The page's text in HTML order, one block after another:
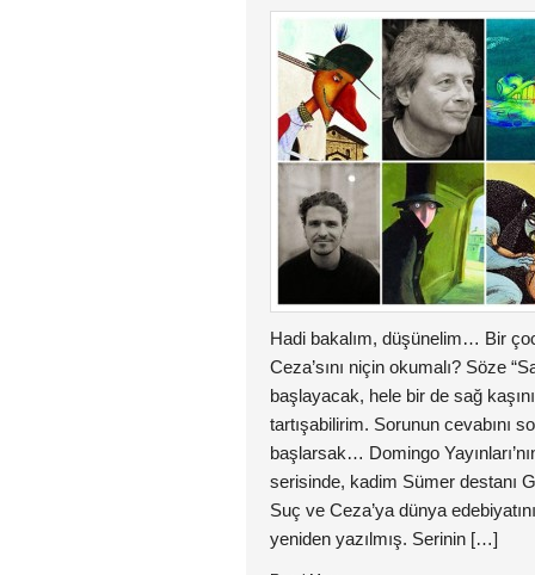
Hadi bakalım, düşünelim… Bir
Ceza’sını niçin okumalı? Söze
başlayacak, hele bir de sağ
tartışabilirim. Sorunun cevabını
başlarsak… Domingo
serisinde, kadim Sümer destanı
Suç ve Ceza’ya dünya
yeniden yazılmış. Serinin […]